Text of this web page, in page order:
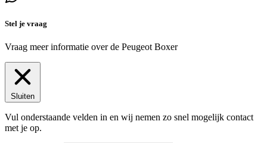
Stel je vraag
Vraag meer informatie over de Peugeot Boxer
Sluiten
Vul onderstaande velden in en wij nemen zo snel mogelijk contact
met je op.